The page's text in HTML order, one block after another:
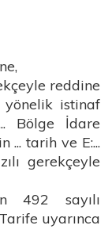
reddine
yönelik istinaf
Bölge İdare
... tarih ve E:...
gerekçeyle
492 sayılı
uyarınca